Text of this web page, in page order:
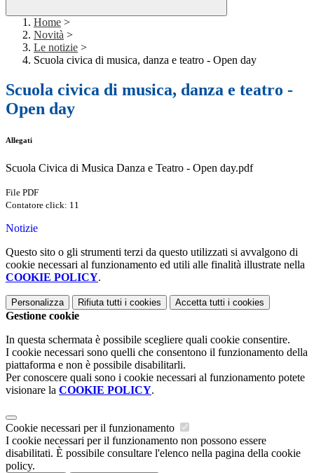
Home >
Novità >
Le notizie >
Scuola civica di musica, danza e teatro - Open day
Scuola civica di musica, danza e teatro -
Open day
Allegati
Scuola Civica di Musica Danza e Teatro - Open day.pdf
File PDF
Contatore click: 11
Notizie
Questo sito o gli strumenti terzi da questo utilizzati si avvalgono di
cookie necessari al funzionamento ed utili alle finalità illustrate nella
COOKIE POLICY.
Personalizza Rifiuta tutti i cookies Accetta tutti i cookies
Gestione cookie
In questa schermata è possibile scegliere quali cookie consentire.
I cookie necessari sono quelli che consentono il funzionamento della
piattaforma e non è possibile disabilitarli.
Per conoscere quali sono i cookie necessari al funzionamento potete
visionare la COOKIE POLICY.
Cookie necessari per il funzionamento
I cookie necessari per il funzionamento non possono essere
disabilitati. È possibile consultare l'elenco nella pagina della cookie
policy.